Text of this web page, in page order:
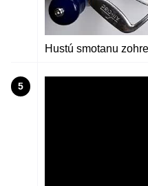
Hustú smotanu
5